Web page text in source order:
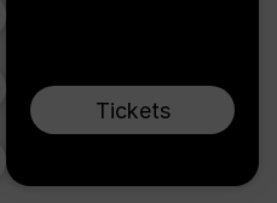
Tickets